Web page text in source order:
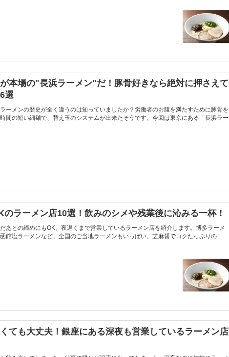
が本場の"長浜ラーメン"だ！豚骨好きなら絶対に押さえて
選
ーメンの歴史が全く違うのは知っていましたか？労働者のお腹を満たすために豚骨を
間の短い細麺で、替え玉のシステムが出来たそうです。今回は東京にある「長浜ラー
のラーメン店10選！飲みのシメや残業後に沁みる一杯！
あとの締めにもOK、夜遅くまで営業しているラーメン店を紹介します。博多ラーメ
館塩ラーメンなど、全国のご当地ラーメンもいっぱい。芝麻醤でコクたっぷりの
くても大丈夫！銀座にある深夜も営業しているラーメン店